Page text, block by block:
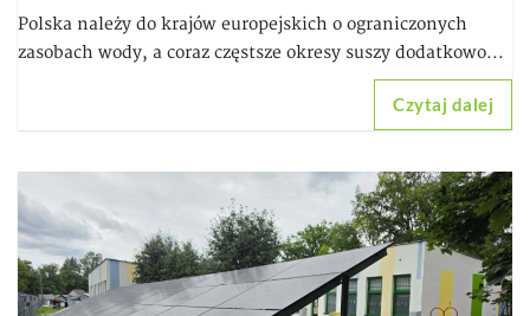
Polska należy do krajów europejskich o ograniczonych
zasobach wody, a coraz częstsze okresy suszy dodatkowo...
Czytaj dalej